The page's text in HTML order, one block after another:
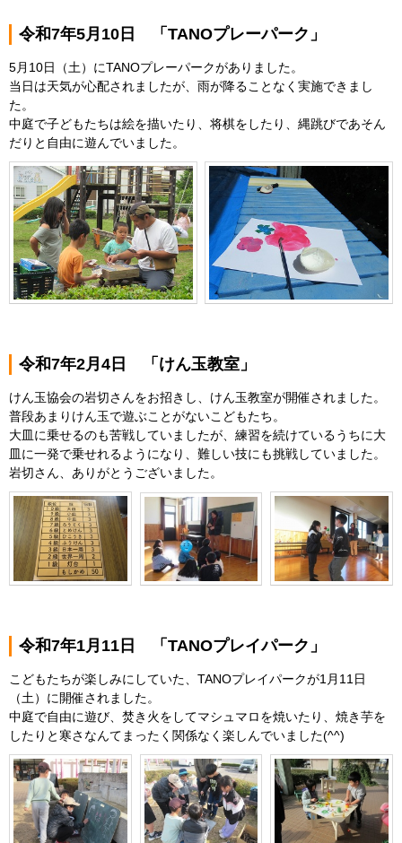
令和7年5月10日 「TANOプレーパーク」
5月10日（土）にTANOプレーパークがありました。
当日は天気が心配されましたが、雨が降ることなく実施できまし
た。
中庭で子どもたちは絵を描いたり、将棋をしたり、縄跳びであそん
だりと自由に遊んでいました。
令和7年2月4日 「けん玉教室」
けん玉協会の岩切さんをお招きし、けん玉教室が開催されました。
普段あまりけん玉で遊ぶことがないこどもたち。
大皿に乗せるのも苦戦していましたが、練習を続けているうちに大
皿に一発で乗せれるようになり、難しい技にも挑戦していました。
岩切さん、ありがとうございました。
令和7年1月11日 「TANOプレイパーク」
こどもたちが楽しみにしていた、TANOプレイパークが1月11日
（土）に開催されました。
中庭で自由に遊び、焚き火をしてマシュマロを焼いたり、焼き芋を
したりと寒さなんてまったく関係なく楽しんでいました(^^)